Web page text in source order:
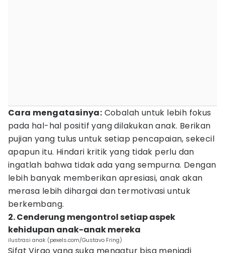
Cara mengatasinya: Cobalah untuk lebih fokus
pada hal-hal positif yang dilakukan anak. Berikan
pujian yang tulus untuk setiap pencapaian, sekecil
apapun itu. Hindari kritik yang tidak perlu dan
ingatlah bahwa tidak ada yang sempurna. Dengan
lebih banyak memberikan apresiasi, anak akan
merasa lebih dihargai dan termotivasi untuk
berkembang.
2. Cenderung mengontrol setiap aspek
kehidupan anak-anak mereka
ilustrasi anak (pexels.com/Gustavo Fring)